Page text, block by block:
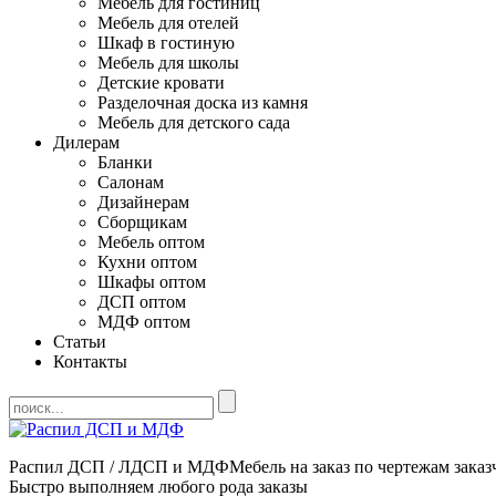
Мебель для отелей
Шкаф в гостиную
Мебель для школы
Детские кровати
Разделочная доска из камня
Мебель для детского сада
Дилерам
Бланки
Салонам
Дизайнерам
Сборщикам
Мебель оптом
Кухни оптом
Шкафы оптом
ДСП оптом
МДФ оптом
Статьи
Контакты
Распил ДСП / ЛДСП и МДФМебель на заказ по чертежам
Быстро выполняем любого рода заказы